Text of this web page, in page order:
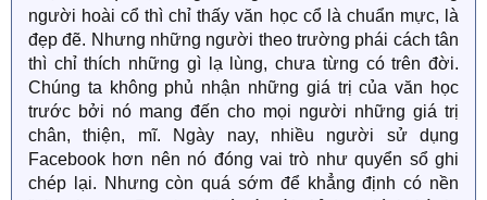
người hoài cổ thì chỉ thấy văn học cổ là chuẩn mực, là
đẹp đẽ. Nhưng những người theo trường phái cách tân
thì chỉ thích những gì lạ lùng, chưa từng có trên đời.
Chúng ta không phủ nhận những giá trị của văn học
trước bởi nó mang đến cho mọi người những giá trị
chân, thiện, mĩ. Ngày nay, nhiều người sử dụng
Facebook hơn nên nó đóng vai trò như quyển sổ ghi
chép lại. Nhưng còn quá sớm để khẳng định có nền